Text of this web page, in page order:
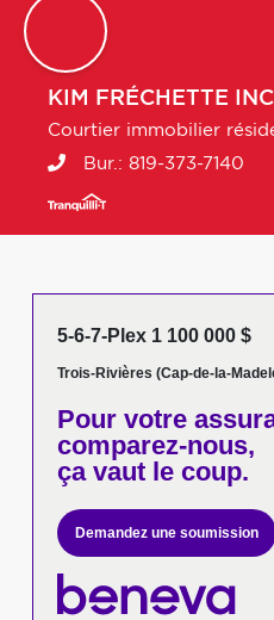
KIM FRÉCHETTE
Courtier immobilier
Bur.: 819-373-7140
5-6-7-Plex 1 100 000 $
Trois-Rivières (Cap-de-la-
Pour votre
comparez-nous,
ça vaut le coup.
Demandez une soumission